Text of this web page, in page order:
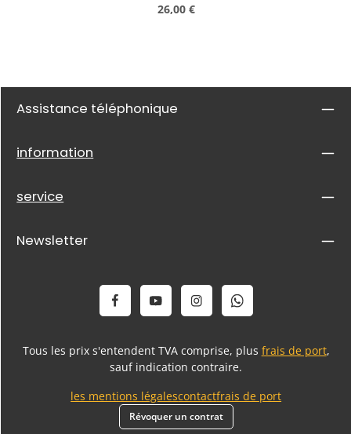
Prix régulier :
26,00 €
Assistance téléphonique
information
service
Newsletter
Tous les prix s'entendent TVA comprise, plus frais de port,
sauf indication contraire.
les mentions légalescontactfrais de port
Révoquer un contrat